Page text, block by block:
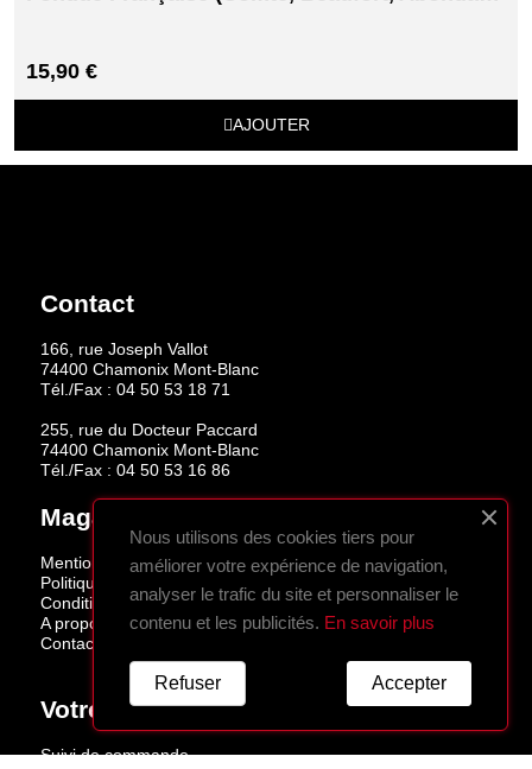
15,90 €
AJOUTER
Contact
166, rue Joseph Vallot
74400 Chamonix Mont-Blanc
Tél./Fax : 04 50 53 18 71
255, rue du Docteur Paccard
74400 Chamonix Mont-Blanc
Tél./Fax : 04 50 53 16 86
Magasins
Mentions légales
Politique de confidentialité
Conditions de vente
A propos
Contactez-nous
Votre Compte
Suivi de commande
Nous utilisons des cookies tiers pour
améliorer votre expérience de navigation,
analyser le trafic du site et personnaliser le
contenu et les publicités. En savoir plus
Accepter
Refuser